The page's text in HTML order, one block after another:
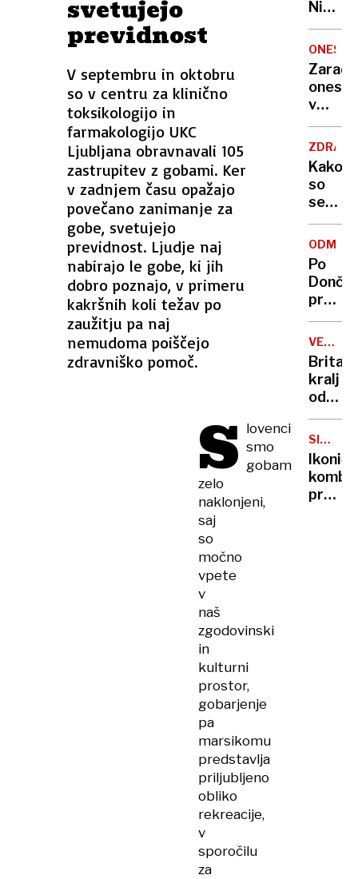
svetujejo
previdnost
V septembru in oktobru
so v centru za klinično
toksikologijo in
farmakologijo UKC
Ljubljana obravnavali 105
zastrupitev z gobami. Ker
v zadnjem času opažajo
povečano zanimanje za
gobe, svetujejo
previdnost. Ljudje naj
nabirajo le gobe, ki jih
dobro poznajo, v primeru
kakršnih koli težav po
zaužitju pa naj
nemudoma poiščejo
zdravniško pomoč.
S lovenci
smo
gobam
zelo
naklonjeni,
saj
so
močno
vpete
v
naš
zgodovinski
in
kulturni
prostor,
gobarjenje
pa
marsikomu
predstavlja
priljubljeno
obliko
rekreacije,
v
sporočilu
za
Nikoli
nisem
da je
to v
moji
sploh
Zaradi
v
delu
voda
Kako
so
se
cilji
vlade
Po
Karma
je
psica,
Nico
pa
njen
sin
VELIKA
kralj
zaradi
raka
SIMBOL
kombi